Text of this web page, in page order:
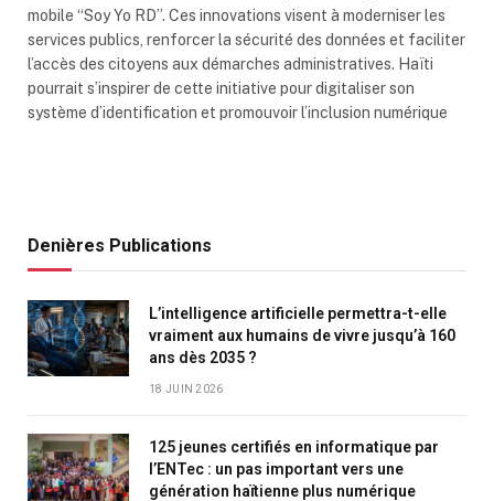
mobile “Soy Yo RD”. Ces innovations visent à moderniser les
services publics, renforcer la sécurité des données et faciliter
l’accès des citoyens aux démarches administratives. Haïti
pourrait s’inspirer de cette initiative pour digitaliser son
système d’identification et promouvoir l’inclusion numérique
Denières Publications
L’intelligence artificielle permettra-t-elle
vraiment aux humains de vivre jusqu’à 160
ans dès 2035 ?
18 JUIN 2026
125 jeunes certifiés en informatique par
l’ENTec : un pas important vers une
génération haïtienne plus numérique